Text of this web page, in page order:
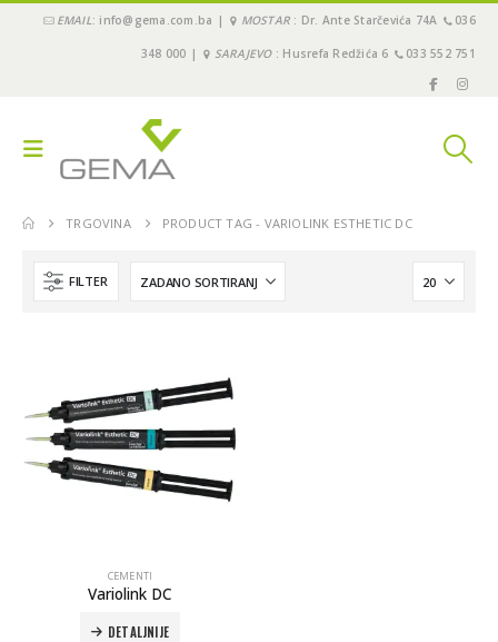
EMAIL: info@gema.com.ba | MOSTAR : Dr. Ante Starčevića 74A 036
348 000 | SARAJEVO: Husrefa Redžića 6 033 552 751
TRGOVINA PRODUCT TAG - VARIOLINK ESTHETIC DC
FILTER
CEMENTI
Variolink DC
DETALJNIJE